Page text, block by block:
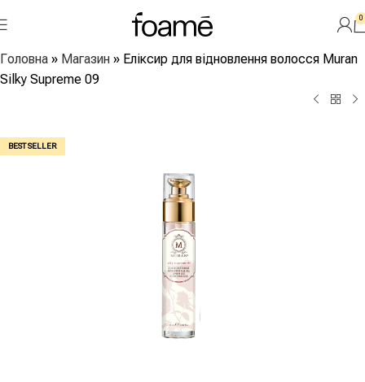
0
Головна » Магазин » Еліксир для відновлення волосся Muran
Silky Supreme 09
BEST SELLER